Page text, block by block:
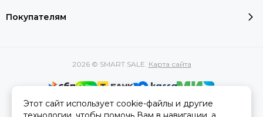
Покупателям
2026 © SMART SALE. Карта сайта
Вся представленная на сайте информация, касающаяся
Этот сайт использует cookie-файлы и другие